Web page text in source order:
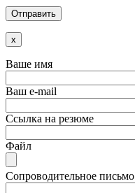
x
Ваше имя
Ваш e-mail
Ссылка на резюме
Файл
Сопроводительное письмо